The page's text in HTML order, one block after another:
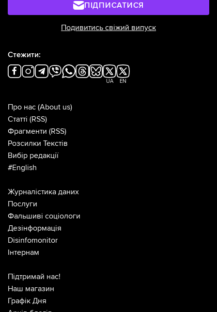
ПІДПИСАТИСЯ
Подивитись свіжий випуск
Стежити:
UA EN
Про нас (About us)
Статті (RSS)
Фрагменти (RSS)
Розсилки Текстів
Вибір редакції
#English
Журналістика даних
Послуги
Фальшиві соціологи
Дезінформація
Disinfomonitor
Інтернам
Підтримай нас!
Наш магазин
Графік Дня